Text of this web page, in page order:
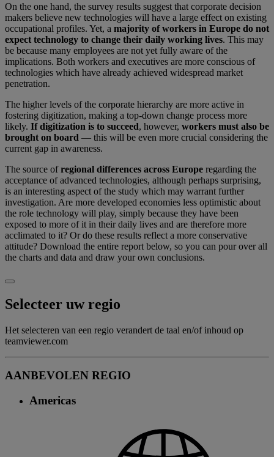
On the one hand, the survey results suggest that corporate decision
makers believe new technologies will have a large effect on existing
occupational profiles. Yet, a majority of workers in Europe do not
expect technology to change their daily working lives. This may
be because many employees are not yet fully aware of the
implications. Both workers and executives are more conscious of
technologies which have already achieved widespread market
penetration.
The higher levels of the corporate hierarchy are more active in
fostering digitization, making a top-down change process more
likely. If digitization is to succeed, however, workers must also be
brought on board — this will be even more crucial considering the
current gap in awareness.
The source ofregional differences across Europe regarding the
acceptance of advanced technologies, although perhaps surprising,
is an interesting aspect of the study which may warrant further
investigation. Are more developed economies less optimistic about
the role technology will play, simply because they have been
exposed to more of it in their daily lives and are therefore more
acclimated to it? Or do these results reflect a more conservative
attitude? Download the entire report below, so you can pour over all
the charts and data and draw your own conclusions.
Selecteer uw regio
Het selecteren van een regio verandert de taal en/of inhoud op
teamviewer.com
AANBEVOLEN REGIO
Americas